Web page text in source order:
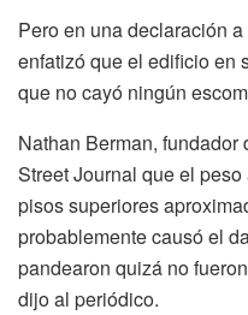
Pero en una declaración
enfatizó que el edificio en
que no cayó ningún
Nathan Berman, fundador
Street Journal que el
pisos superiores
probablemente causó el
pandearon quizá no
dijo al periódico.